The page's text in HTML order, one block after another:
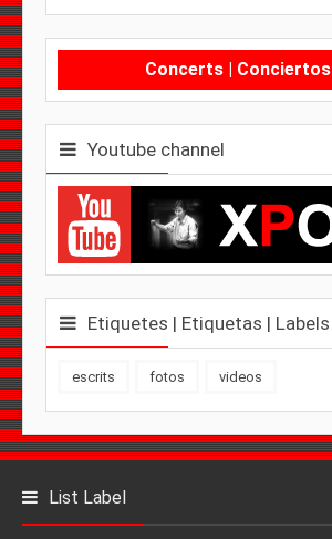
Concerts | Conciertos
Youtube channel
Etiquetes | Etiquetas | Labels
escrits fotos videos
List Label